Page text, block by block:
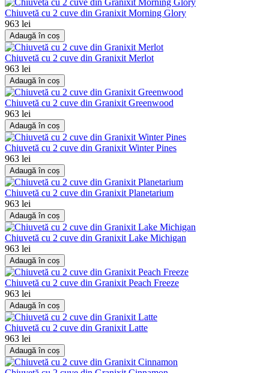
Chiuvetă cu 2 cuve din Granixit Morning Glory
963 lei
Adaugă în coș
Chiuvetă cu 2 cuve din Granixit Merlot
963 lei
Adaugă în coș
Chiuvetă cu 2 cuve din Granixit Greenwood
963 lei
Adaugă în coș
Chiuvetă cu 2 cuve din Granixit Winter Pines
963 lei
Adaugă în coș
Chiuvetă cu 2 cuve din Granixit Planetarium
963 lei
Adaugă în coș
Chiuvetă cu 2 cuve din Granixit Lake Michigan
963 lei
Adaugă în coș
Chiuvetă cu 2 cuve din Granixit Peach Freeze
963 lei
Adaugă în coș
Chiuvetă cu 2 cuve din Granixit Latte
963 lei
Adaugă în coș